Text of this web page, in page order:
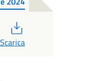
Scarica